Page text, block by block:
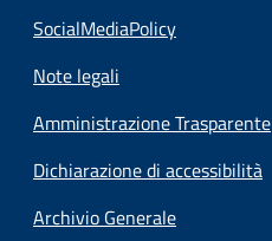
SocialMediaPolicy
Note legali
Amministrazione Trasparente
Dichiarazione di accessibilità
Archivio Generale